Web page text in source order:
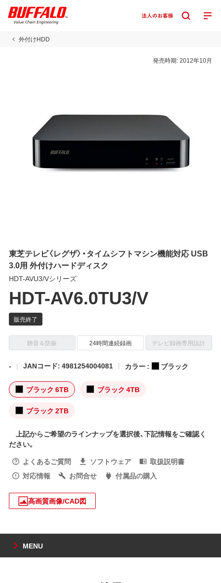
外付けHDD
発売時期:2012年10月
東芝テレビ〈レグザ〉・タイムシフトマシン機能対応 USB
3.0用 外付けハードディスク
HDT-AVU3/Vシリーズ
HDT-AV6.0TU3/V
静音＆防振 24時間連続録画 テレビ録画専用設計
- JANコード: 4981254004081 カラー : ブラック
ブラック 6TB ブラック 4TB
ブラック 2TB
上記からご希望のラインナップを選択後、下記情報をご確認く
ださい。
よくあるご質問
ソフトウェア
取扱説明書
対応情報
お問合せ 付属品の購入
高画質画像/CAD図
MENU